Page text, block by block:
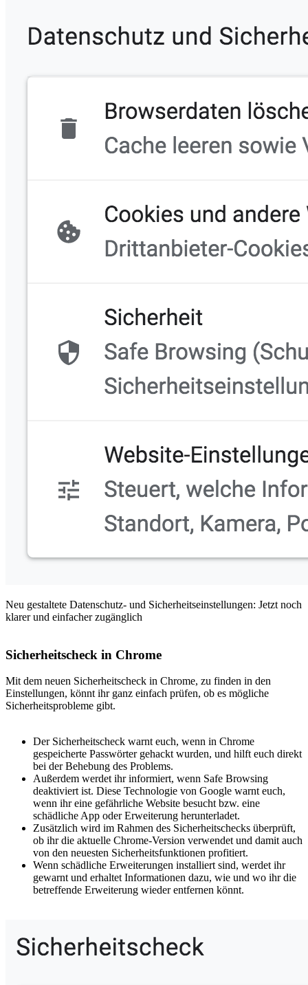
Neu gestaltete Datenschutz- und Sicherheitseinstellungen: Jetzt noch
klarer und einfacher zugänglich
Sicherheitscheck in Chrome
Mit dem neuen Sicherheitscheck in Chrome, zu finden in den
Einstellungen, könnt ihr ganz einfach prüfen, ob es mögliche
Sicherheitsprobleme gibt.
Der Sicherheitscheck warnt euch, wenn in Chrome
gespeicherte Passwörter gehackt wurden, und hilft euch direkt
bei der Behebung des Problems.
Außerdem werdet ihr informiert, wenn Safe Browsing
deaktiviert ist. Diese Technologie von Google warnt euch,
wenn ihr eine gefährliche Website besucht bzw. eine
schädliche App oder Erweiterung herunterladet.
Zusätzlich wird im Rahmen des Sicherheitschecks überprüft,
ob ihr die aktuelle Chrome-Version verwendet und damit auch
von den neuesten Sicherheitsfunktionen profitiert.
Wenn schädliche Erweiterungen installiert sind, werdet ihr
gewarnt und erhaltet Informationen dazu, wie und wo ihr die
betreffende Erweiterung wieder entfernen könnt.